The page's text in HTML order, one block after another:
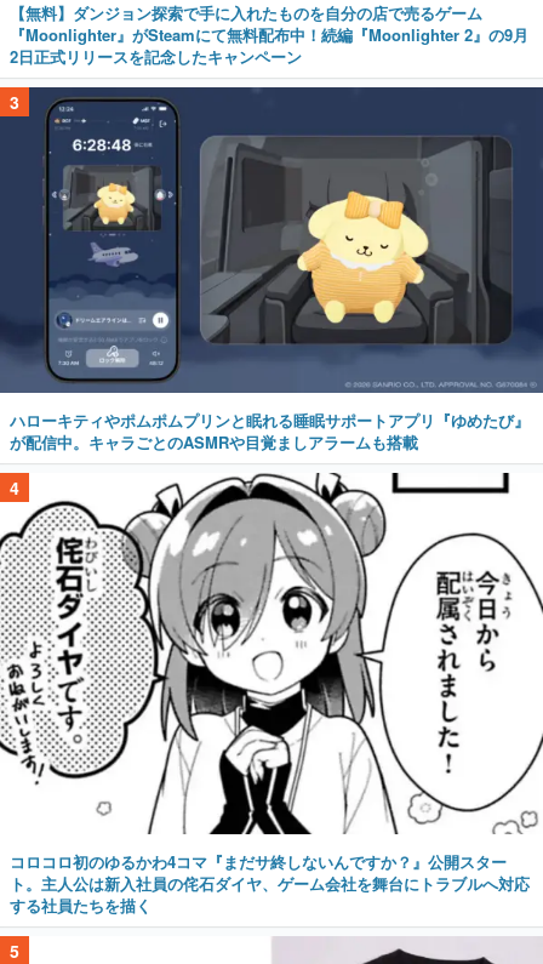
【無料】ダンジョン探索で手に入れたものを自分の店で売るゲーム
『Moonlighter』がSteamにて無料配布中！続編『Moonlighter 2』の9月
2日正式リリースを記念したキャンペーン
3
ハローキティやポムポムプリンと眠れる睡眠サポートアプリ『ゆめたび』
が配信中。キャラごとのASMRや目覚ましアラームも搭載
4
コロコロ初のゆるかわ4コマ『まだサ終しないんですか？』公開スター
ト。主人公は新入社員の侘石ダイヤ、ゲーム会社を舞台にトラブルへ対応
する社員たちを描く
5